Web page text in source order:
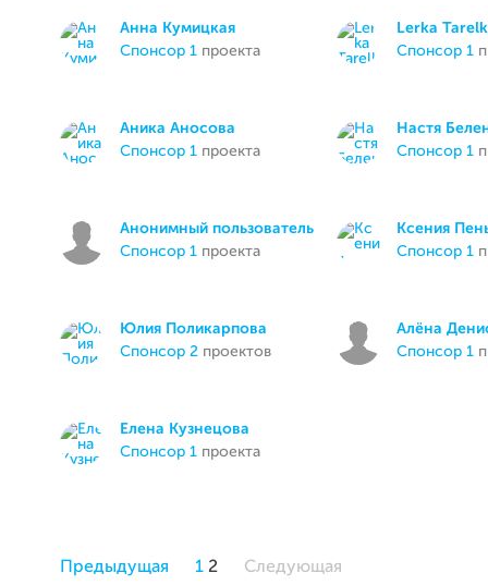
Анна Кумицкая
спонсор 1 проекта
Lerka
спонсор 1
Аника Аносова
спонсор 1 проекта
Настя
спонсор 1
Анонимный пользователь
спонсор 1 проекта
Ксения
спонсор 1
Юлия Поликарпова
спонсор 2 проектов
Алёна
спонсор 1
Елена Кузнецова
спонсор 1 проекта
Предыдущая 1 2 Следующая